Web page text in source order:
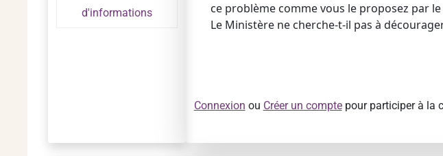
d'informations
ce problème comme vous le proposez par
Le Ministère ne cherche-t-il pas à
Connexion ou Créer un comptepour participer à la